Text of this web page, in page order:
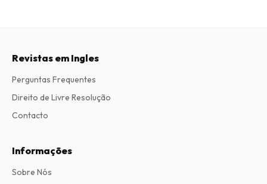
Revistas em Ingles
Perguntas Frequentes
Direito de Livre Resolução
Contacto
Informações
Sobre Nós